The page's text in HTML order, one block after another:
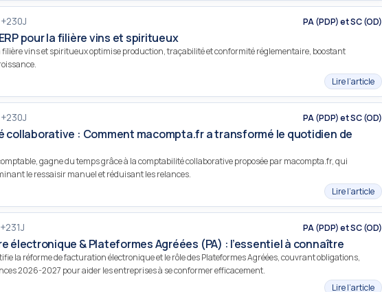
PA (PDP) et SC (OD)
pour la filière vins et spiritueux
filière vins et spiritueux optimise production, traçabilité et conformité réglementaire, boostant
Lire l’article
PA (PDP) et SC (OD)
collaborative : Comment macompta.fr a transformé le quotidien de
gagne du temps grâce à la comptabilité collaborative proposée par macompta.fr, qui
le ressaisir manuel et réduisant les relances.
Lire l’article
PA (PDP) et SC (OD)
électronique & Plateformes Agréées (PA) : l’essentiel à connaître
la réforme de facturation électronique et le rôle des Plateformes Agréées, couvrant obligations,
2026-2027 pour aider les entreprises à se conformer efficacement.
Lire l’article